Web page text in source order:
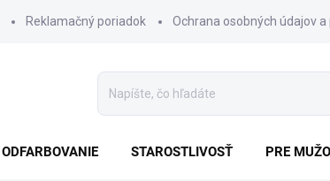
Reklamačný poriadok Ochrana osobných údajov
ODFARBOVANIE STAROSTLIVOSŤ PRE